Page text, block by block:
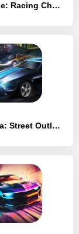
Drag Battle: Racing Challenge
Drift Mania: Street Outlaws